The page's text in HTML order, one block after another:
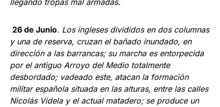
llegando tropas mal armadas.
26 de Junio. Los ingleses divididos en dos columnas
y una de reserva, cruzan el bañado inundado, en
dirección a las barrancas; su marcha es entorpecida
por el antiguo Arroyo del Medio total­mente
desbordado; vadeado este, atacan la formación
militar española situada en las alturas, entre las calles
Nicolás Videla y el actual matadero; se produce un